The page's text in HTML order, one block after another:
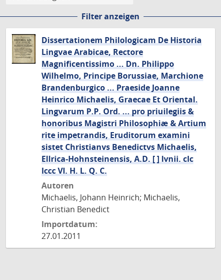
Filter anzeigen
Dissertationem Philologicam De Historia
Lingvae Arabicae, Rectore
Magnificentissimo ... Dn. Philippo
Wilhelmo, Principe Borussiae, Marchione
Brandenburgico ... Praeside Joanne
Heinrico Michaelis, Graecae Et Oriental.
Lingvarum P.P. Ord. ... pro priuilegiis &
honoribus Magistri Philosophiæ & Artium
rite impetrandis, Eruditorum examini
sistet Christianvs Benedictvs Michaelis,
Ellrica-Hohnsteinensis, A.D. [ ] Ivnii. cIc
Iccc VI. H. L. Q. C.
Autoren
Michaelis, Johann Heinrich; Michaelis,
Christian Benedict
Importdatum:
27.01.2011